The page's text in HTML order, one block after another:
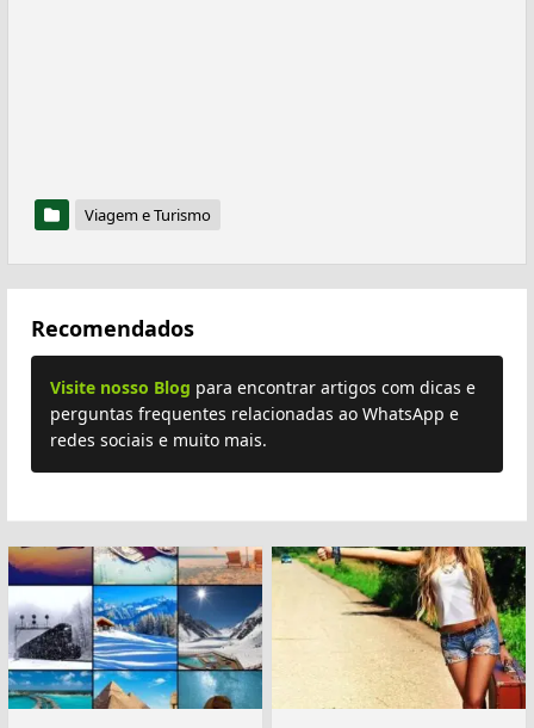
Viagem e Turismo
Recomendados
Visite nosso Blog para encontrar artigos com dicas e
perguntas frequentes relacionadas ao WhatsApp e
redes sociais e muito mais.